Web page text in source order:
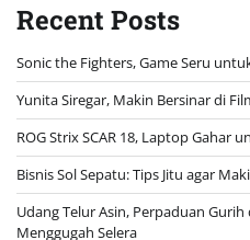
Recent Posts
Sonic the Fighters, Game Seru
Yunita Siregar, Makin Bersinar di
ROG Strix SCAR 18, Laptop Gahar
Bisnis Sol Sepatu: Tips Jitu agar
Udang Telur Asin, Perpaduan Gurih
Menggugah Selera